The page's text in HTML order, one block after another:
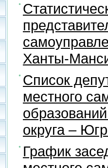
Ханты-
Список
местного
округа –
График